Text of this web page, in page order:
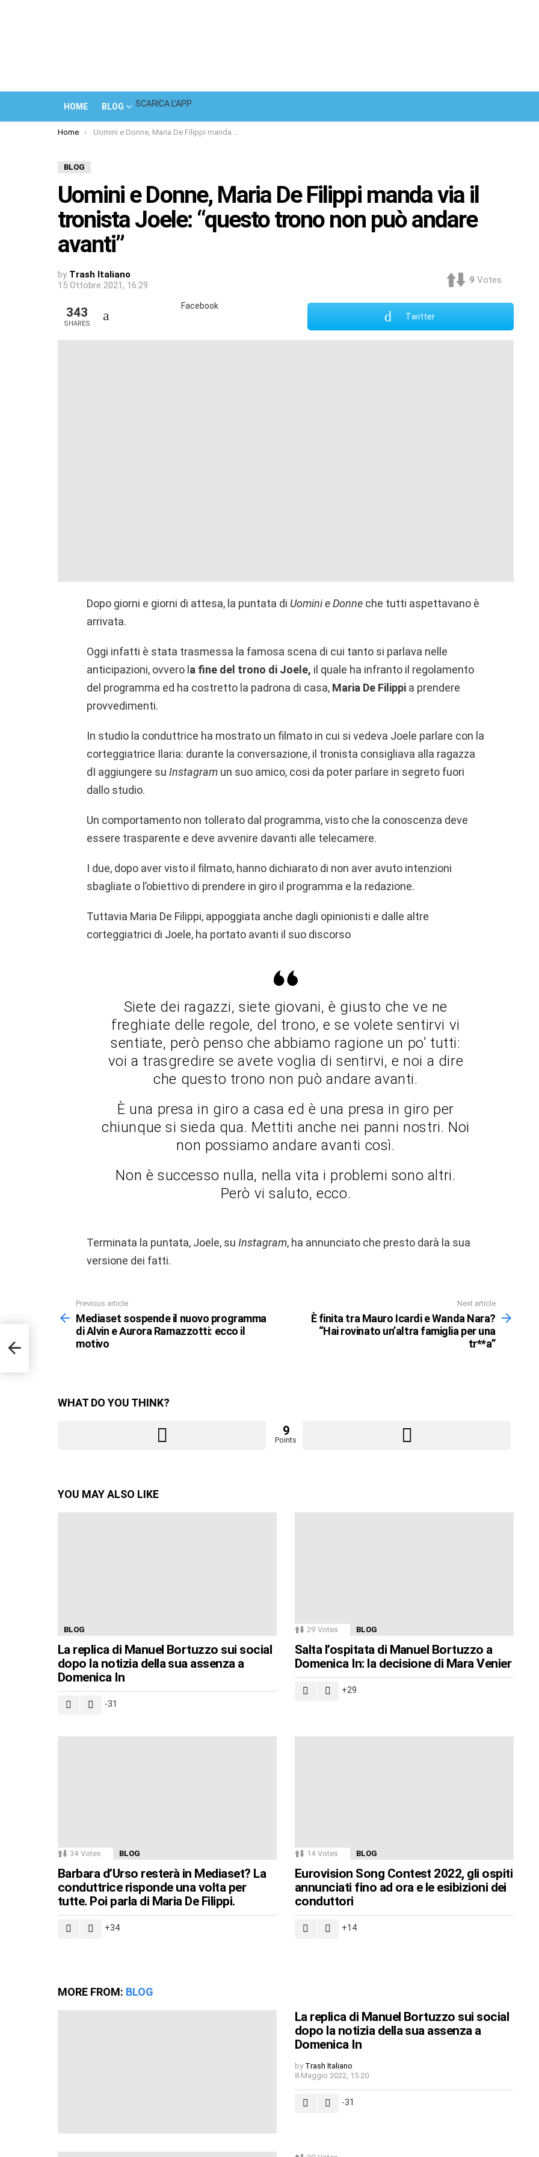
HOME BLOG SCARICA L’APP
You are here:
Home Uomini e Donne, Maria De Filippi manda via il tronista Joele: “questo trono non può andare avanti”
BLOG
Uomini e Donne, Maria De Filippi manda via il
tronista Joele: “questo trono non può andare
avanti”
by Trash Italiano
15 Ottobre 2021, 16:29
9 Votes
343
SHARES
Facebook
Twitter
Dopo giorni e giorni di attesa, la puntata di Uomini e Donne che tutti aspettavano è
arrivata.
Oggi infatti è stata trasmessa la famosa scena di cui tanto si parlava nelle
anticipazioni, ovvero l a fine del trono di Joele, il quale ha infranto il regolamento
del programma ed ha costretto la padrona di casa, Maria De Filippi a prendere
provvedimenti.
In studio la conduttrice ha mostrato un filmato in cui si vedeva Joele parlare con la
corteggiatrice Ilaria: durante la conversazione, il tronista consigliava alla ragazza
dI aggiungere su Instagram un suo amico, cosi da poter parlare in segreto fuori
dallo studio.
Un comportamento non tollerato dal programma, visto che la conoscenza deve
essere trasparente e deve avvenire davanti alle telecamere.
I due, dopo aver visto il filmato, hanno dichiarato di non aver avuto intenzioni
sbagliate o l’obiettivo di prendere in giro il programma e la redazione.
Tuttavia Maria De Filippi, appoggiata anche dagli opinionisti e dalle altre
corteggiatrici di Joele, ha portato avanti il suo discorso
Siete dei ragazzi, siete giovani, è giusto che ve ne
freghiate delle regole, del trono, e se volete sentirvi vi
sentiate, però penso che abbiamo ragione un po’ tutti:
voi a trasgredire se avete voglia di sentirvi, e noi a dire
che questo trono non può andare avanti.
È una presa in giro a casa ed è una presa in giro per
chiunque si sieda qua. Mettiti anche nei panni nostri. Noi
non possiamo andare avanti così.
Non è successo nulla, nella vita i problemi sono altri.
Però vi saluto, ecco.
Terminata la puntata, Joele, su Instagram, ha annunciato che presto darà la sua
versione dei fatti.
more
Previous article
Mediaset sospende il nuovo programma
di Alvin e Aurora Ramazzotti: ecco il
motivo
Next article
È finita tra Mauro Icardi e Wanda Nara?
“Hai rovinato un’altra famiglia per una
tr**a”
WHAT DO YOU THINK?
9
Points
YOU MAY ALSO LIKE
BLOG
La replica di Manuel Bortuzzo sui social
dopo la notizia della sua assenza a
Domenica In
-31
29 Votes BLOG
Salta l’ospitata di Manuel Bortuzzo a
Domenica In: la decisione di Mara Venier
29
34 Votes BLOG
Barbara d’Urso resterà in Mediaset? La
conduttrice risponde una volta per
tutte. Poi parla di Maria De Filippi.
34
14 Votes BLOG
Eurovision Song Contest 2022, gli ospiti
annunciati fino ad ora e le esibizioni dei
conduttori
14
MORE FROM: BLOG
La replica di Manuel Bortuzzo sui social
dopo la notizia della sua assenza a
Domenica In
by Trash Italiano
8 Maggio 2022, 15:20
-31
di